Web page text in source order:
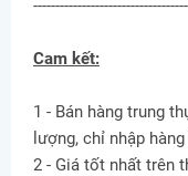
Cam kết:
1 - Bán hàng trung
lượng, chỉ nhập
2 - Giá tốt nhất trên